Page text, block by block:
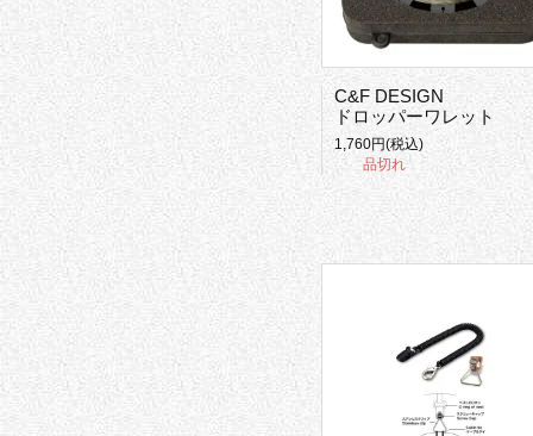
C&F DESIGN
ドロッパーワレット
1,760円(税込)
品切れ